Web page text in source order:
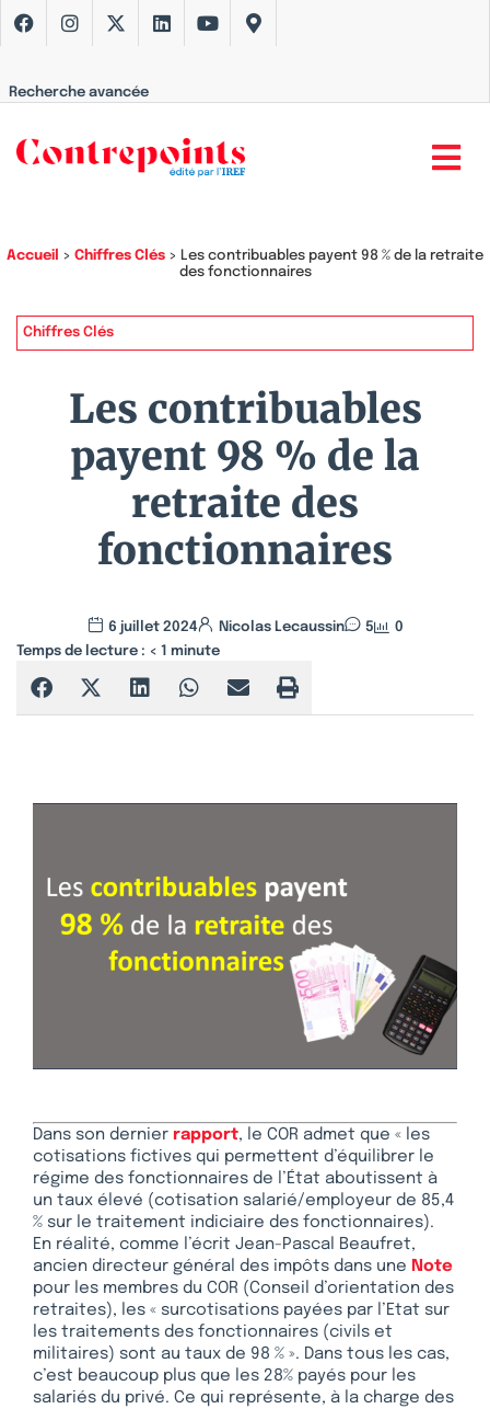
Recherche avancée
Accueil > Chiffres Clés > Les contribuables payent 98 % de la retraite
des fonctionnaires
Chiffres Clés
Les contribuables
payent 98 % de la
retraite des
fonctionnaires
6 juillet 2024 Nicolas Lecaussin 5
0
Temps de lecture : < 1 minute
Dans son dernier rapport, le COR admet que « les
cotisations fictives qui permettent d’équilibrer le
régime des fonctionnaires de l’État aboutissent à
un taux élevé (cotisation salarié/employeur de 85,4
% sur le traitement indiciaire des fonctionnaires).
En réalité, comme l’écrit Jean-Pascal Beaufret,
ancien directeur général des impôts dans une Note
pour les membres du COR (Conseil d’orientation des
retraites), les « surcotisations payées par l’Etat sur
les traitements des fonctionnaires (civils et
militaires) sont au taux de 98 % ». Dans tous les cas,
c’est beaucoup plus que les 28% payés pour les
salariés du privé. Ce qui représente, à la charge des